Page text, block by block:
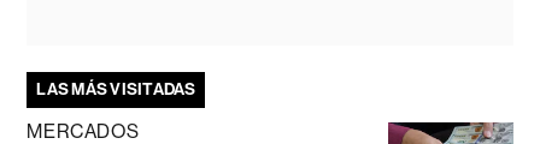
LAS MÁS VISITADAS
MERCADOS